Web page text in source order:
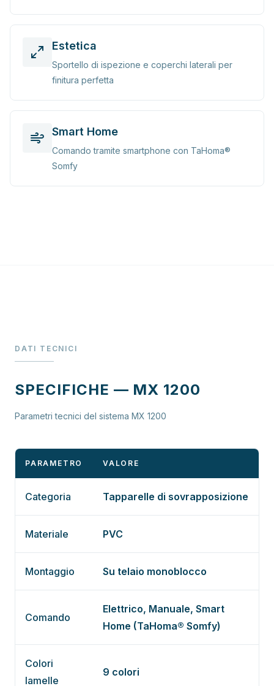
Estetica
Sportello di ispezione e coperchi laterali per
finitura perfetta
Smart Home
Comando tramite smartphone con TaHoma®
Somfy
DATI TECNICI
SPECIFICHE — MX 1200
Parametri tecnici del sistema MX 1200
PARAMETRO VALORE
Categoria Tapparelle di sovrapposizione
Materiale PVC
Montaggio Su telaio monoblocco
Comando
Elettrico, Manuale, Smart
Home (TaHoma® Somfy)
Colori
lamelle
9 colori